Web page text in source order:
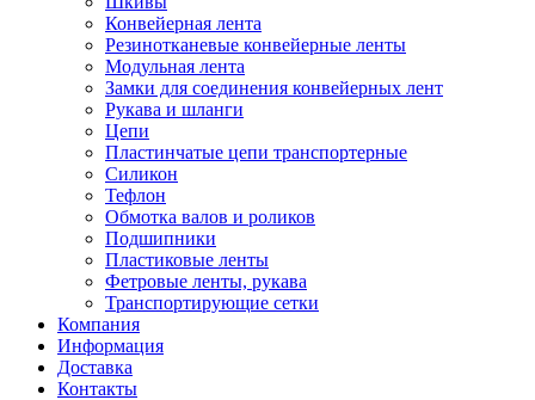
Конвейерная лента
Резинотканевые конвейерные ленты
Модульная лента
Замки для соединения конвейерных лент
Рукава и шланги
Цепи
Пластинчатые цепи транспортерные
Силикон
Тефлон
Обмотка валов и роликов
Подшипники
Пластиковые ленты
Фетровые ленты, рукава
Транспортирующие сетки
Компания
Информация
Доставка
Контакты